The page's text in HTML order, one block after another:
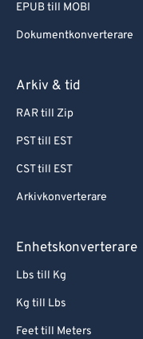
EPUB till MOBI
Dokumentkonverterare
Arkiv & tid
RAR till Zip
PST till EST
CST till EST
Arkivkonverterare
Enhetskonverterare
Lbs till Kg
Kg till Lbs
Feet till Meters